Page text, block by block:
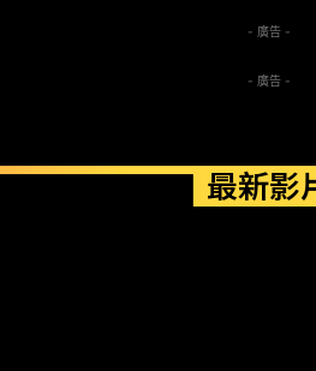
- 廣告 -
- 廣告 -
最新影